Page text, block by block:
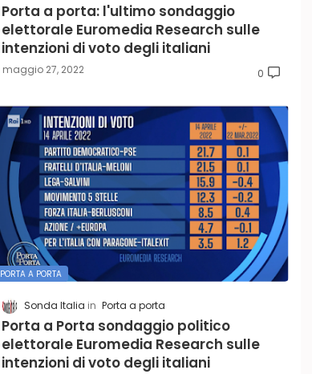
Porta a porta: l'ultimo sondaggio
elettorale Euromedia Research sulle
intenzioni di voto degli italiani
maggio 27, 2022 0
PORTA A PORTA
Sonda Italia Porta a porta
Porta a Porta sondaggio politico
elettorale Euromedia Research sulle
intenzioni di voto degli italiani